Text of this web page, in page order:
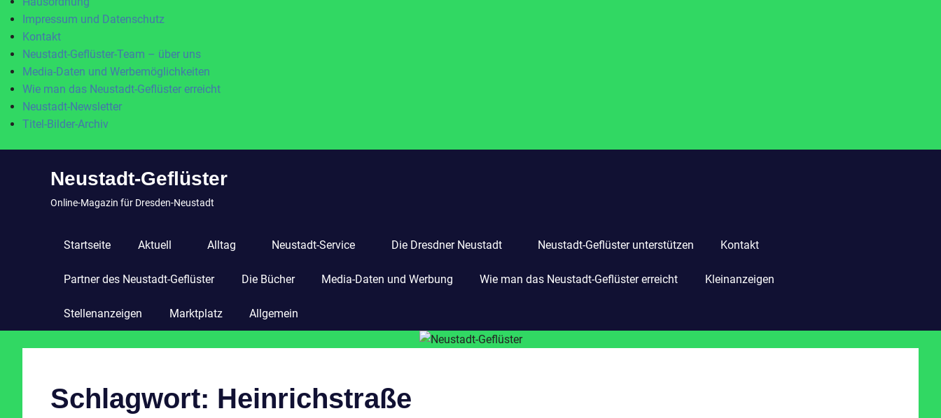
Impressum und Datenschutz
Kontakt
Neustadt-Geflüster-Team – über uns
Media-Daten und Werbemöglichkeiten
Wie man das Neustadt-Geflüster erreicht
Neustadt-Newsletter
Titel-Bilder-Archiv
Neustadt-Geflüster
Online-Magazin für Dresden-Neustadt
Startseite Aktuell Alltag Neustadt-Service Die Dresdner Neustadt Neustadt-Geflüster unterstützen Kontakt
Partner des Neustadt-Geflüster Die Bücher Media-Daten und Werbung Wie man das Neustadt-Geflüster erreicht Kleinanzeigen
Stellenanzeigen Marktplatz Allgemein
Schlagwort: Heinrichstraße